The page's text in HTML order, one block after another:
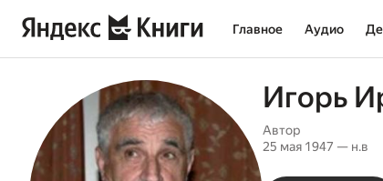
Главное Аудио
Игорь
Автор
25 мая 1947 — н.в